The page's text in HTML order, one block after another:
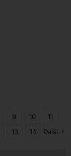
9 10
11
13 14 Další